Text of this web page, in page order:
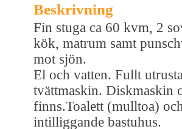
Beskrivning
Fin stuga ca 60 kvm, 2
kök, matrum samt
mot sjön.
El och vatten. Fullt
tvättmaskin. Diskmaskin
finns.Toalett (mulltoa)
intilliggande bastuhus.